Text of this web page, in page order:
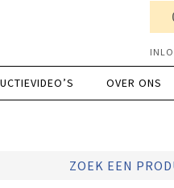
OVER ONS
ZOEK EEN